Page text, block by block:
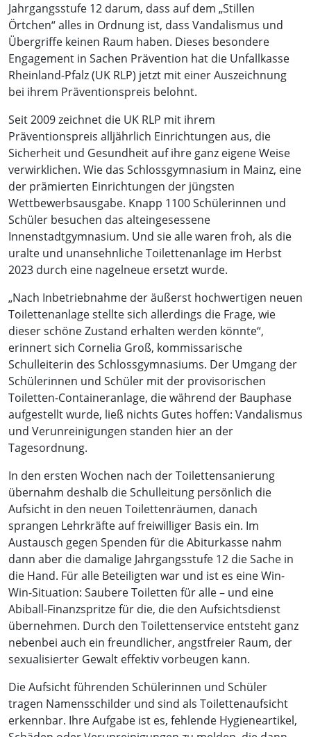
Jahrgangsstufe 12 darum, dass auf dem „Stillen
Örtchen“ alles in Ordnung ist, dass Vandalismus und
Übergriffe keinen Raum haben. Dieses besondere
Engagement in Sachen Prävention hat die Unfallkasse
Rheinland-Pfalz (UK RLP) jetzt mit einer Auszeichnung
bei ihrem Präventionspreis belohnt.
Seit 2009 zeichnet die UK RLP mit ihrem
Präventionspreis alljährlich Einrichtungen aus, die
Sicherheit und Gesundheit auf ihre ganz eigene Weise
verwirklichen. Wie das Schlossgymnasium in Mainz, eine
der prämierten Einrichtungen der jüngsten
Wettbewerbsausgabe. Knapp 1100 Schülerinnen und
Schüler besuchen das alteingesessene
Innenstadtgymnasium. Und sie alle waren froh, als die
uralte und unansehnliche Toilettenanlage im Herbst
2023 durch eine nagelneue ersetzt wurde.
„Nach Inbetriebnahme der äußerst hochwertigen neuen
Toilettenanlage stellte sich allerdings die Frage, wie
dieser schöne Zustand erhalten werden könnte“,
erinnert sich Cornelia Groß, kommissarische
Schulleiterin des Schlossgymnasiums. Der Umgang der
Schülerinnen und Schüler mit der provisorischen
Toiletten-Containeranlage, die während der Bauphase
aufgestellt wurde, ließ nichts Gutes hoffen: Vandalismus
und Verunreinigungen standen hier an der
Tagesordnung.
In den ersten Wochen nach der Toilettensanierung
übernahm deshalb die Schulleitung persönlich die
Aufsicht in den neuen Toilettenräumen, danach
sprangen Lehrkräfte auf freiwilliger Basis ein. Im
Austausch gegen Spenden für die Abiturkasse nahm
dann aber die damalige Jahrgangsstufe 12 die Sache in
die Hand. Für alle Beteiligten war und ist es eine Win-
Win-Situation: Saubere Toiletten für alle – und eine
Abiball-Finanzspritze für die, die den Aufsichtsdienst
übernehmen. Durch den Toilettenservice entsteht ganz
nebenbei auch ein freundlicher, angstfreier Raum, der
sexualisierter Gewalt effektiv vorbeugen kann.
Die Aufsicht führenden Schülerinnen und Schüler
tragen Namensschilder und sind als Toilettenaufsicht
erkennbar. Ihre Aufgabe ist es, fehlende Hygieneartikel,